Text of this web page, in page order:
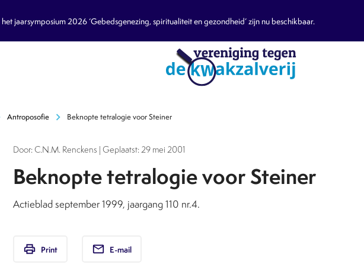
jaarsymposium 2026 ‘Gebedsgenezing, spiritualiteit en gezondheid’ zijn nu beschikbaar.
chevron_right
Antroposofie chevron_right Beknopte tetralogie voor Steiner
Door: C.N.M. Renckens | Geplaatst: 29 mei 2001
Beknopte tetralogie voor Steiner
Actieblad september 1999, jaargang 110 nr.4.
print Print email E-mail